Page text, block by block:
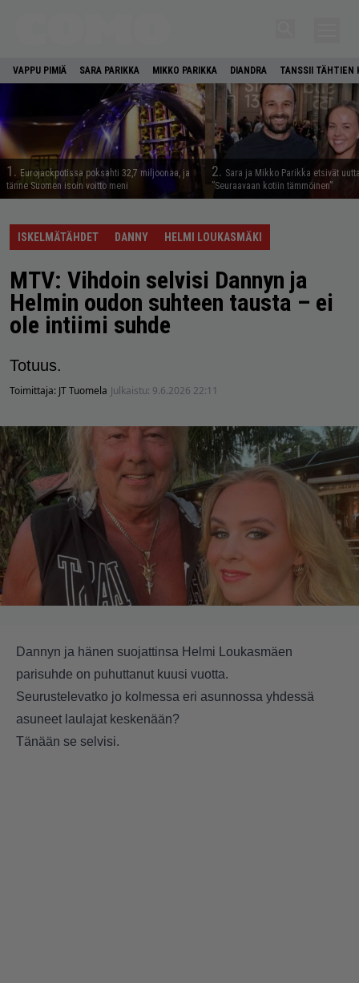
VAPPU PIMIÄ SARA PARIKKA MIKKO PARIKKA DIANDRA TANSSII TÄHTIEN
1. Eurojackpotissa poksahti 32,7 miljoonaa, ja
tänne Suomen isoin voitto meni
2. Sara ja Mikko Parikka etsivät
”Seuraavaan kotiin tämmöinen”
ISKELMÄTÄHDET DANNY HELMI LOUKASMÄKI
MTV: Vihdoin selvisi Dannyn ja
Helmin oudon suhteen tausta – ei
ole intiimi suhde
Totuus.
Toimittaja: JT Tuomela Julkaistu: 9.6.2026 22:11
Dannyn ja hänen suojattinsa Helmi Loukasmäen
parisuhde on puhuttanut kuusi vuotta.
Seurustelevatko jo kolmessa eri asunnossa yhdessä
asuneet laulajat keskenään?
Tänään se selvisi.